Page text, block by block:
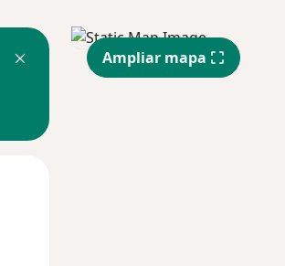
Ampliar mapa